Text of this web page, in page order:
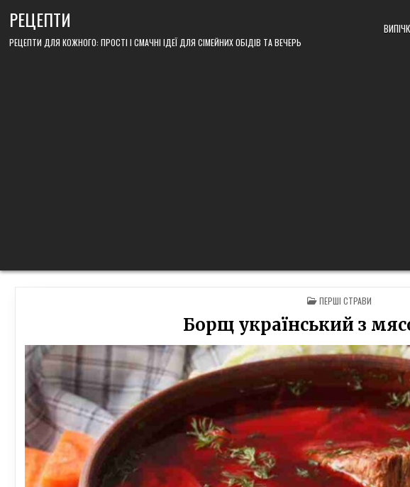
РЕЦЕПТИ
РЕЦЕПТИ ДЛЯ КОЖНОГО: ПРОСТІ І СМАЧНІ ІДЕЇ ДЛЯ СІМЕЙНИХ ОБІДІВ ТА ВЕЧЕРЬ
POSTED
IN
ПЕРШІ СТРАВИ
Борщ український з